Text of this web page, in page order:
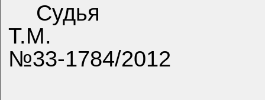
Судья
Т.М.
№33-1784/2012